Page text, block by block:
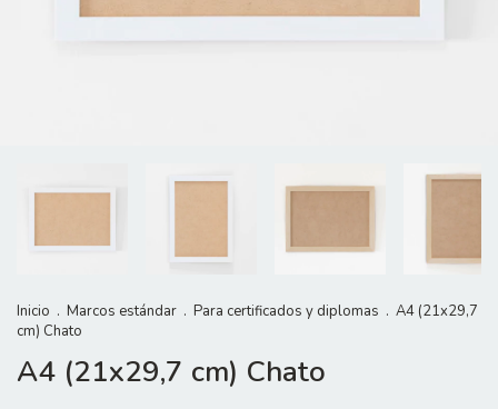
Inicio . Marcos estándar . Para certificados y diplomas . A4 (21x29,7
cm) Chato
A4 (21x29,7 cm) Chato